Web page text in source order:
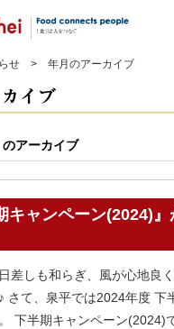
> 年月のアーカイブ
アーカイブ
キャンペーン(2024)
差しも和らぎ、風が心地良
さて、泉平では2024年度 下
下半期キャンペーン(2024)